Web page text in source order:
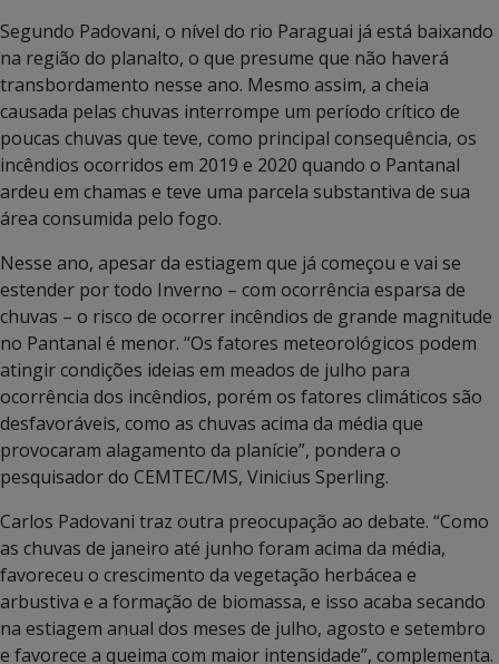
Segundo Padovani, o nível do rio Paraguai já está baixando
na região do planalto, o que presume que não haverá
transbordamento nesse ano. Mesmo assim, a cheia
causada pelas chuvas interrompe um período crítico de
poucas chuvas que teve, como principal consequência, os
incêndios ocorridos em 2019 e 2020 quando o Pantanal
ardeu em chamas e teve uma parcela substantiva de sua
área consumida pelo fogo.
Nesse ano, apesar da estiagem que já começou e vai se
estender por todo Inverno – com ocorrência esparsa de
chuvas – o risco de ocorrer incêndios de grande magnitude
no Pantanal é menor. “Os fatores meteorológicos podem
atingir condições ideias em meados de julho para
ocorrência dos incêndios, porém os fatores climáticos são
desfavoráveis, como as chuvas acima da média que
provocaram alagamento da planície”, pondera o
pesquisador do CEMTEC/MS, Vinicius Sperling.
Carlos Padovani traz outra preocupação ao debate. “Como
as chuvas de janeiro até junho foram acima da média,
favoreceu o crescimento da vegetação herbácea e
arbustiva e a formação de biomassa, e isso acaba secando
na estiagem anual dos meses de julho, agosto e setembro
e favorece a queima com maior intensidade”, complementa.